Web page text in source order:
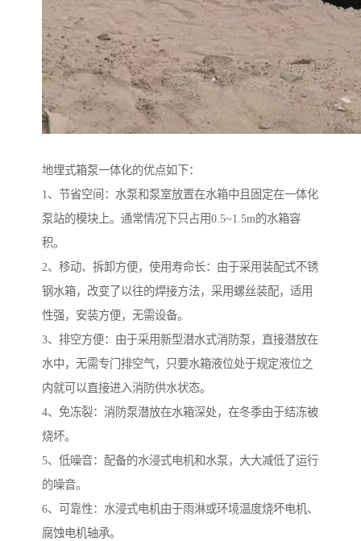
地埋式箱泵一体化的优点如下：
1、节省空间：水泵和泵室放置在水箱中且固定在一体化
泵站的模块上。通常情况下只占用0.5~1.5m的水箱容
积。
2、移动、拆卸方便，使用寿命长：由于采用装配式不锈
钢水箱，改变了以往的焊接方法，采用螺丝装配，适用
性强，安装方便，无需设备。
3、排空方便：由于采用新型潜水式消防泵，直接潜放在
水中，无需专门排空气，只要水箱液位处于规定液位之
内就可以直接进入消防供水状态。
4、免冻裂：消防泵潜放在水箱深处，在冬季由于结冻被
烧坏。
5、低噪音：配备的水浸式电机和水泵，大大减低了运行
的噪音。
6、可靠性：水浸式电机由于雨淋或环境温度烧坏电机、
腐蚀电机轴承。